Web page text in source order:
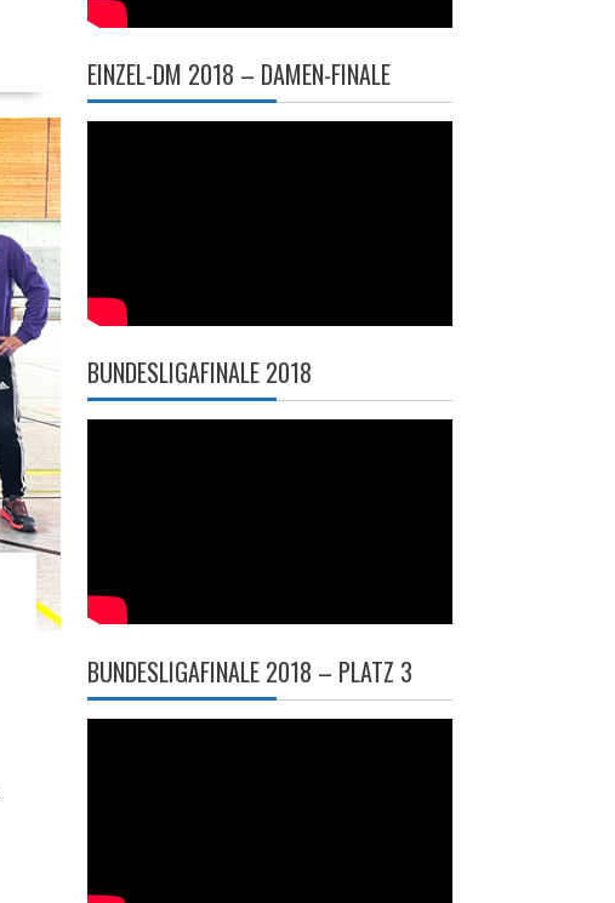
EINZEL-DM 2018 – DAMEN-FINALE
BUNDESLIGAFINALE 2018
BUNDESLIGAFINALE 2018 – PLATZ 3